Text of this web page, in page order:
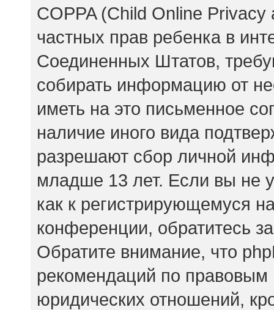
COPPA (Child Online
частных прав ребенка в
Соединенных Штатов,
собирать информацию от
иметь на это письменное
наличие иного вида
разрешают сбор личной
младше 13 лет. Если вы не
как к регистрирующемуся
конференции, обратитесь
Обратите внимание, что
рекомендаций по правовым
юридических отношений,